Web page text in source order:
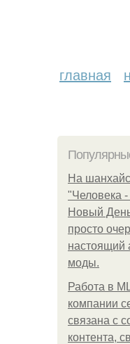
главная
На
"Человека
Новый
просто
настоящий
моды.
Работа в
компании
связана с
контента,